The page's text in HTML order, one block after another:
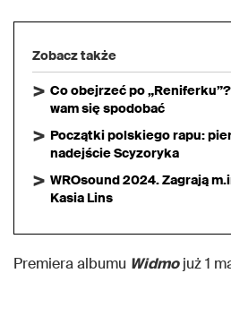
Zobacz także
Co obejrzeć po
wam się spodobać
Początki polskiego rapu:
nadejście Scyzoryka
WROsound 2024. Zagrają
Kasia Lins
Premiera albumu Widmojuż 1